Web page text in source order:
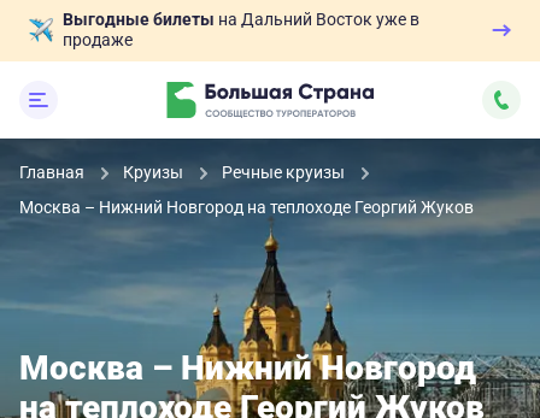
Выгодные билеты на Дальний Восток уже в
продаже
Главная Круизы
Речные круизы
Москва – Нижний Новгород на теплоходе Георгий Жуков
Москва – Нижний Новгород
на теплоходе Георгий Жуков